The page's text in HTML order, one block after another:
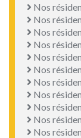
Nos
Nos
Nos
Nos
Nos
Nos
Nos
Nos
Nos
Nos
Nos